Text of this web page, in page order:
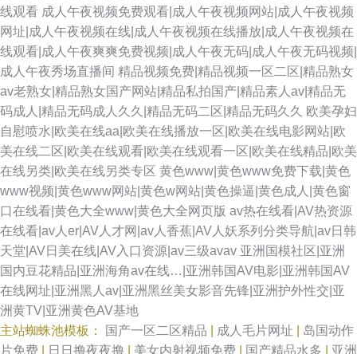
线观看 成人午夜视频免费观看|成人午夜视频网站|成人午夜视频
网址|成人午夜视频在线|成人午夜视频在线播放|成人午夜视频在
线观看|成人午夜爽爽免费视频|成人午夜无码|成人午夜无码视频|
成人午夜秀场直播间 精品视频免费|精品视频一区二区|精品熟女
av老熟女|精品熟女国产网站|精品私拍国产|精品素人av|精品无
码成人|精品无码成人久久|精品无码二区|精品无码久久 欧美孕妇
自慰喷水|欧美在线aa|欧美在线播放一区|欧美在线电影网站|欧
美在线二区|欧美在线观看|欧美在线观看一区|欧美在线精品|欧美
在线另类|欧美在线另类专区 黄色www|黄色www免费下载|黄色
www视频|黄色www网站|黄色w网站|黄色操逼|黄色成人|黄色窗
口在线看|黄色大全www|黄色大全网页版 av热在线看|AV热资源
在线看|av人er|AV人才网|av人香蕉|AV人妖系列分类导航|av日韩
天堂|AV日美在线|AV入口资源|av三级avav 亚洲国模社区|亚洲
国内豆花精品|亚洲海角av在线…|亚洲韩国AV电影|亚洲韩国AV
在线网址|亚洲黑人av|亚洲黑丝美女影音先锋|亚洲护外性交|亚
洲黄TV|亚洲黄色AV基地
主站蜘蛛池模板：
国产一区二区精品 成人毛片网址
岛国动作
片免费
日日撸夜夜撸 美女内射视频免费 国产精品水多 亚洲